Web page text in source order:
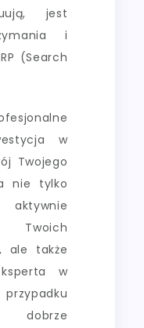
jest
i
(Search
w
Twojego
nie tylko
Twoich
ale także
w
dobrze